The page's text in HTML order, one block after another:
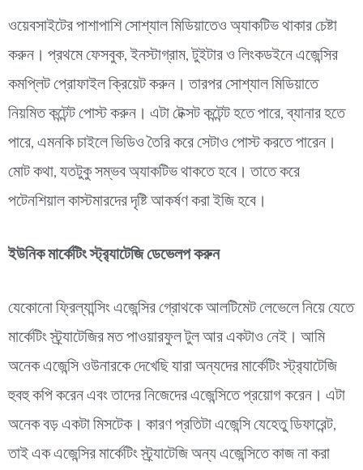
ওয়েবসাইটের পাশাপাশি সোশ্যাল মিডিয়াতেও অ্যাকটিভ থাকার চেষ্টা
করুন। প্রথমে ফেসবুক, ইনস্টাগ্রাম, টুইটার ও লিংকডইনে এজেন্সির
কমপ্লিট প্রোফাইল ক্রিয়েট করুন। তারপর সোশ্যাল মিডিয়াতে
নিয়মিত কন্টেন্ট পোস্ট করুন। এটা টেক্সট কন্টেন্ট হতে পারে, ব্যানার হতে
পারে, এমনকি চাইলে ভিডিও তৈরি করে সেটাও পোস্ট করতে পারেন।
মোট কথা, যতটুকু সম্ভব অ্যাকটিভ থাকতে হবে। তাতে করে
পটেনশিয়াল কাস্টমারদের দৃষ্টি আকর্ষণ করা ইজি হবে।
ইউনিক মার্কেটিং স্ট্র‍্যাটেজি ডেভেলপ করুন
যেকোনো ফ্রিল্যান্সিং এজেন্সির গ্রোথকে আলটিমেট লেভেলে নিয়ে যেতে
মার্কেটিং স্ট্র্যাটেজির মত পাওয়ারফুল টুল আর একটাও নেই। আমি
অনেক এজেন্সি ওউনারকে দেখেছি যারা অন্যদের মার্কেটিং স্ট্র‍্যাটেজি
হুবহু কপি করেন এবং তাদের নিজেদের এজেন্সিতে প্রয়োগ করেন। এটা
অনেক বড় একটা মিসটেক। কারণ প্রতিটা এজেন্সি যেহেতু ডিফারেন্ট,
তাই এক এজেন্সির মার্কেটিং স্ট্র্যাটেজি অন্য এজেন্সিতে কাজ না করা